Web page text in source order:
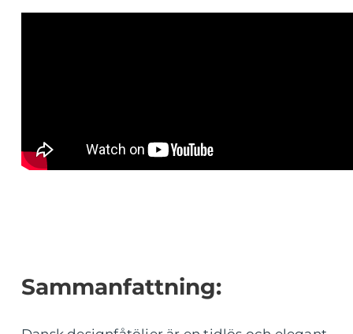
Sammanfattning: